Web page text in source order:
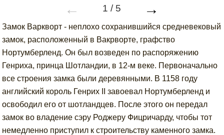
← 1 / 5 →
Замок Варкворт - неплохо сохранившийся средневековый
замок, расположенный в Вакрворте, графство
Нортумберленд. Он был возведен по распоряжению
Генриха, принца Шотландии, в 12-м веке. Первоначально
все строения замка были деревянными. В 1158 году
английский король Генрих II завоевал Нортумберленд и
освободил его от шотландцев. После этого он передал
замок во владение сэру Роджеру Фицричарду, чтобы тот
немедленно приступил к строительству каменного замка.